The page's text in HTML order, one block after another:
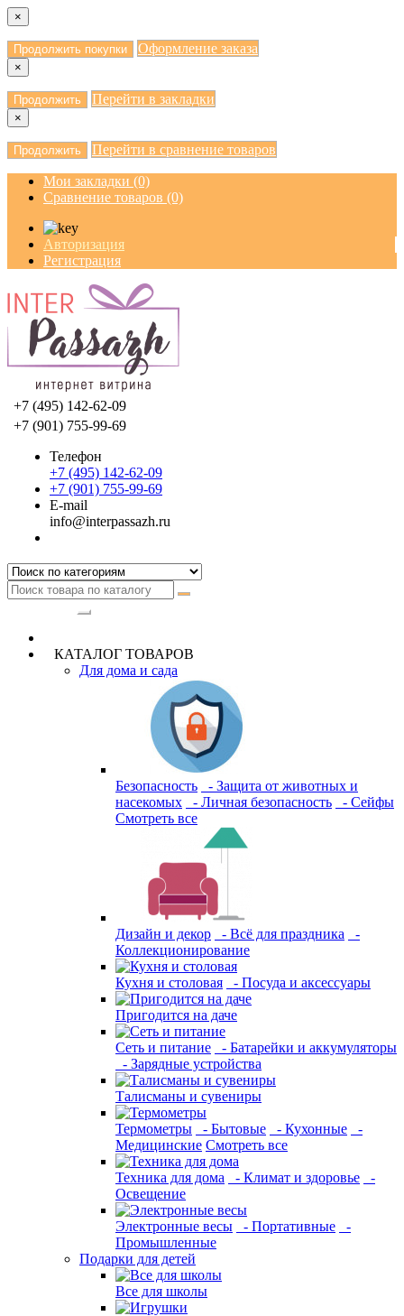
×
Продолжить покупки Оформление заказа
×
Продолжить Перейти в закладки
×
Продолжить Перейти в сравнение товаров
Мои закладки (0)
Сравнение товаров (0)
Авторизация
Регистрация
+7 (495) 142-62-09
+7 (901) 755-99-69
Телефон
+7 (495) 142-62-09
+7 (901) 755-99-69
E-mail
info@interpassazh.ru
КАТАЛОГ ТОВАРОВ
Для дома и сада
Безопасность
- Защита от животных и
насекомых
- Личная безопасность
- Сейфы
Смотреть все
Дизайн и декор - Всё для праздника
-
Коллекционирование
Кухня и столовая - Посуда и аксессуары
Пригодится на даче
Сеть и питание
- Батарейки и аккумуляторы
- Зарядные устройства
Талисманы и сувениры
Термометры - Бытовые - Кухонные
-
Медицинские Смотреть все
Техника для дома - Климат и здоровье
-
Освещение
Электронные весы - Портативные
-
Промышленные
Подарки для детей
Все для школы